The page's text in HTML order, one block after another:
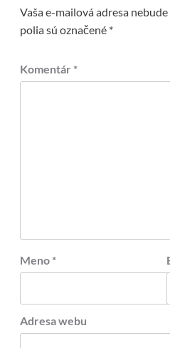
Vaša e-mailová adresa nebude
polia sú označené *
Komentár *
Meno *
Adresa webu